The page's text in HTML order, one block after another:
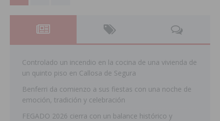
Controlado un incendio en la cocina de una vivienda de
un quinto piso en Callosa de Segura
Benferri da comienzo a sus fiestas con una noche de
emoción, tradición y celebración
FEGADO 2026 cierra con un balance histórico y